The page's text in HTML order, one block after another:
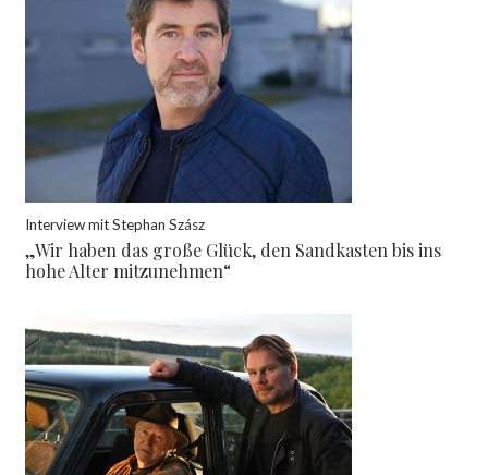
Interview mit Stephan Szász
„Wir haben das große Glück, den Sandkasten bis ins
hohe Alter mitzunehmen“